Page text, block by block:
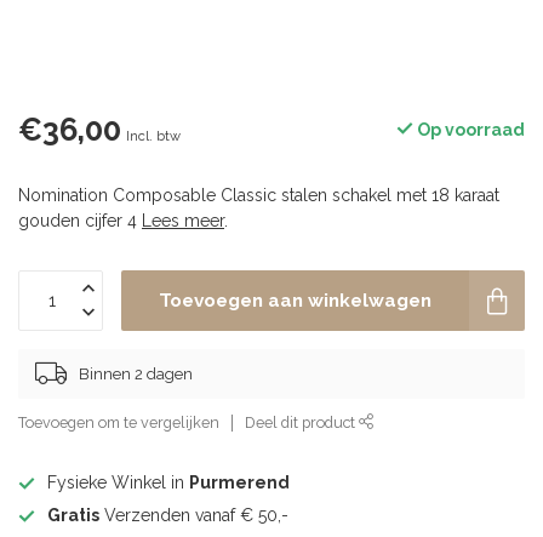
€36,00 Incl. btw Op voorraad
Nomination Composable Classic stalen schakel met 18 karaat
gouden cijfer 4
Lees meer.
Toevoegen aan winkelwagen
Binnen 2 dagen
Toevoegen om te vergelijken Deel dit product
Fysieke Winkel in Purmerend
Gratis Verzenden vanaf € 50,-